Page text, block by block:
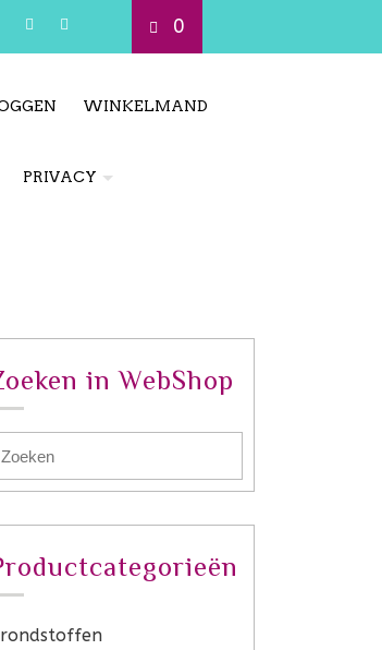
0
WINKELMAND
PRIVACY
in WebShop